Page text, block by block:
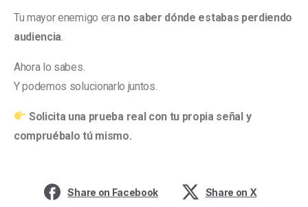
Tu mayor enemigo era no saber dónde estabas perdiendo
audiencia
Ahora lo sabes.
Y podemos solucionarlo juntos.
Solicita una prueba real con tu propia señal y
compruébalo tú mismo.
Share on Facebook Share on X